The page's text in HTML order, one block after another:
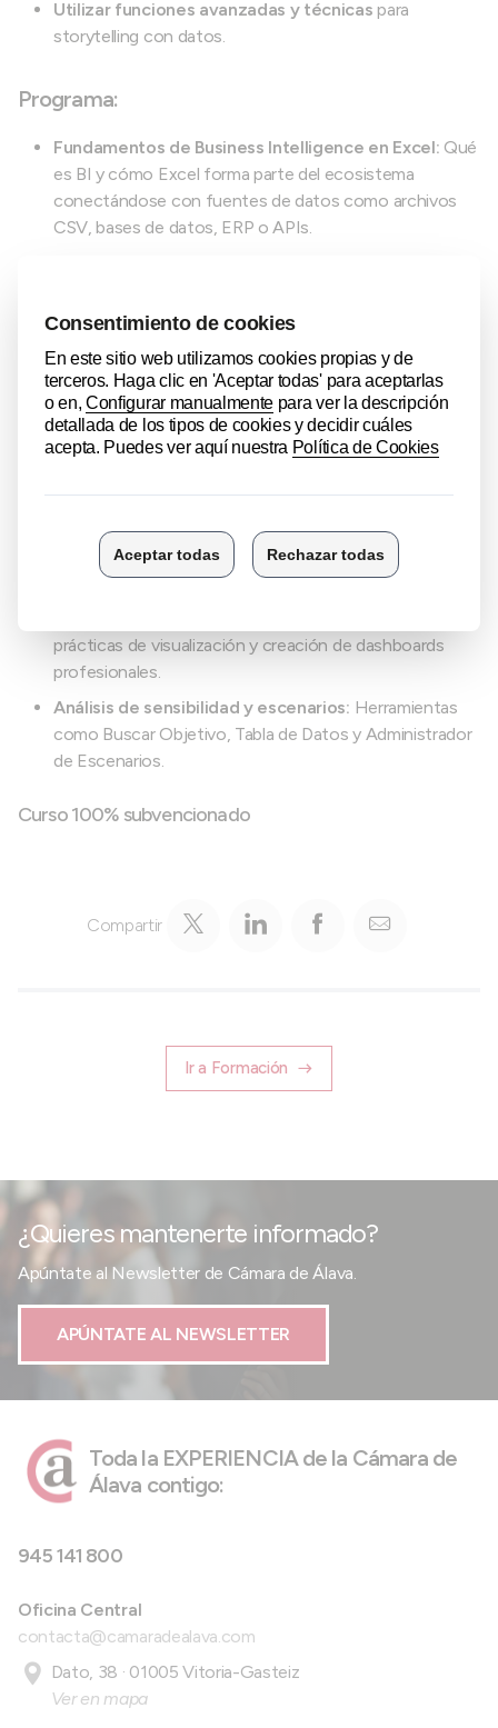
Utilizar funciones avanzadas y técnicas para
storytelling con datos.
Programa:
Fundamentos de Business Intelligence en Excel: Qué
es BI y cómo Excel forma parte del ecosistema
conectándose con fuentes de datos como archivos
CSV, bases de datos, ERP o APIs.
Limpieza y transformación de datos con Power
Query:Automatización de procesos repetitivos,
estandarización y combinación de datos, selección de
qué información importar y gestión de distintas
fuentes de datos.
y columnas calculadas y medidas.
Análisis con Tablas Dinámicas Avanzadas:KPIs,
segmentaciones, campos calculados, filtros
interactivos, segmentaciones y líneas de tiempo.
prácticas de visualización y creación de dashboards
profesionales.
Análisis de sensibilidad y escenarios: Herramientas
como Buscar Objetivo, Tabla de Datos y Administrador
de Escenarios.
Curso 100% subvencionado
Compartir
Ir a Formación
¿Quieres mantenerte informado?
Apúntate al Newsletter de Cámara de Álava.
APÚNTATE AL NEWSLETTER
Toda la EXPERIENCIA de la Cámara de
Álava contigo:
945 141 800
Oficina Central
contacta@camaradealava.com
Dato, 38 · 01005 Vitoria-Gasteiz
Ver en mapa